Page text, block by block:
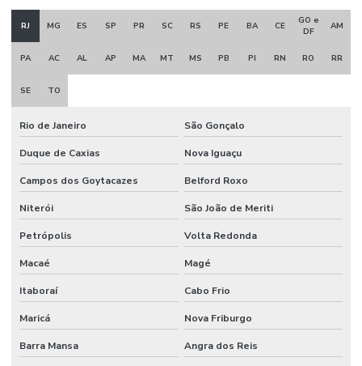
RJ MG ES SP PR SC RS PE BA CE
GO e
DF
AM
PA AC AL AP MA MT MS PB PI RN RO RR
SE TO
Rio de Janeiro São Gonçalo
Duque de Caxias Nova Iguaçu
Campos dos Goytacazes Belford Roxo
Niterói São João de Meriti
Petrópolis Volta Redonda
Macaé Magé
Itaboraí Cabo Frio
Maricá Nova Friburgo
Barra Mansa Angra dos Reis